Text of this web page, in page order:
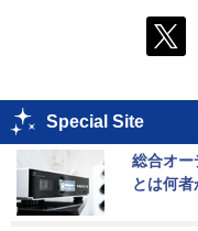
Special Site
総合オー
とは何者